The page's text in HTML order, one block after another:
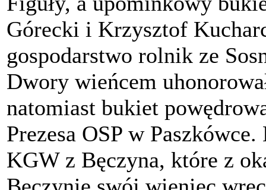
Górecki i Krzysztof
gospodarstwo rolnik ze
Dwory wieńcem
natomiast bukiet
Prezesa OSP w
KGW z Bęczyna, które z